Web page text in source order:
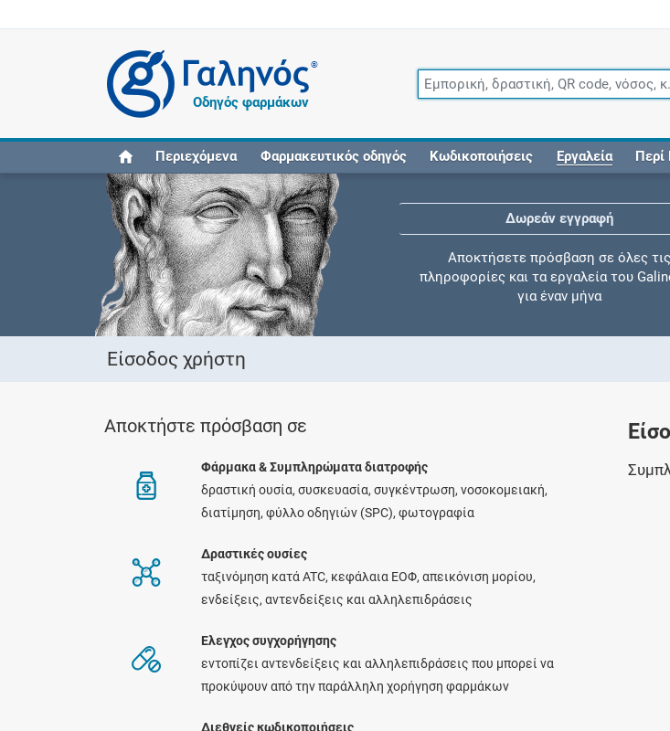
®
Οδηγός φαρμάκων
Περιεχόμενα Φαρμακευτικός οδηγός Κωδικοποιήσεις Εργαλεία Περί
Δωρεάν εγγραφή
Αποκτήσετε πρόσβαση σε όλες τις
πληροφορίες και τα εργαλεία του
για έναν μήνα
Ελέγξτε την αγωγή σας για
Αποθηκεύστε τις συνταγές σας και
μοιραστείτε τις εύκολα και με
Είσοδος χρήστη
Αποκτήστε πρόσβαση σε
Φάρμακα & Συμπληρώματα διατροφής
δραστική ουσία, συσκευασία, συγκέντρωση, νοσοκομειακή,
διατίμηση, φύλλο οδηγιών (SPC), φωτογραφία
Δραστικές ουσίες
ταξινόμηση κατά ATC, κεφάλαια ΕΟΦ, απεικόνιση μορίου,
ενδείξεις, αντενδείξεις και αλληλεπιδράσεις
Ελεγχος συγχορήγησης
εντοπίζει αντενδείξεις και αλληλεπιδράσεις που μπορεί να
προκύψουν από την παράλληλη χορήγηση φαρμάκων
Διεθνείς κωδικοποιήσεις